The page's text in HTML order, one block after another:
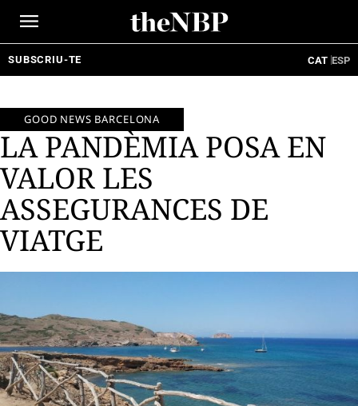
SUBSCRIU-TE CAT ESP
GOOD NEWS BARCELONA
LA PANDÈMIA POSA EN
VALOR LES
ASSEGURANCES DE
VIATGE